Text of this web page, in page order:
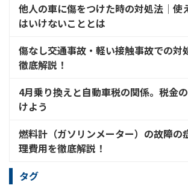
他人の車に傷をつけた時の対処法│使
はいけないこととは
傷なし交通事故・軽い接触事故での対
徹底解説！
4月乗り換えと自動車税の関係。税金
けよう
燃料計（ガソリンメーター）の故障の
理費用を徹底解説！
タグ